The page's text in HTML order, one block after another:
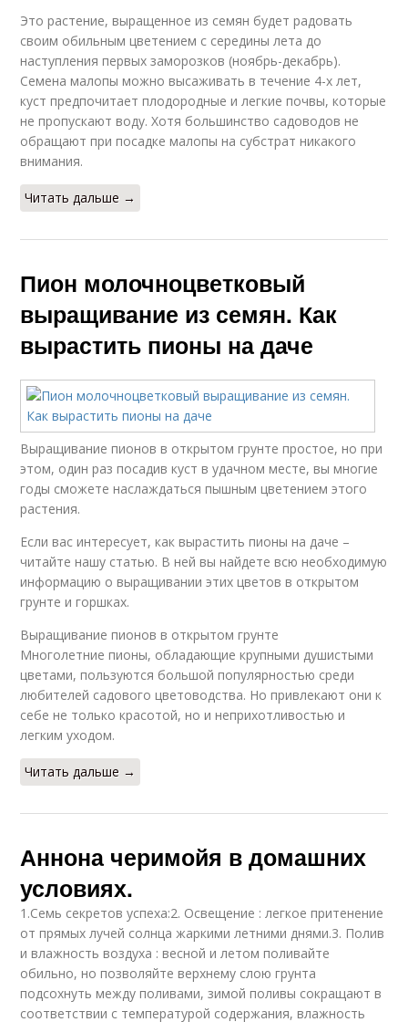
Это растение, выращенное из семян будет радовать
своим обильным цветением с середины лета до
наступления первых заморозков (ноябрь-декабрь).
Семена малопы можно высаживать в течение 4-х лет,
куст предпочитает плодородные и легкие почвы, которые
не пропускают воду. Хотя большинство садоводов не
обращают при посадке малопы на субстрат никакого
внимания.
Читать дальше →
Пион молочноцветковый
выращивание из семян. Как
вырастить пионы на даче
Выращивание пионов в открытом грунте простое, но при
этом, один раз посадив куст в удачном месте, вы многие
годы сможете наслаждаться пышным цветением этого
растения.
Если вас интересует, как вырастить пионы на даче –
читайте нашу статью. В ней вы найдете всю необходимую
информацию о выращивании этих цветов в открытом
грунте и горшках.
Выращивание пионов в открытом грунте
Многолетние пионы, обладающие крупными душистыми
цветами, пользуются большой популярностью среди
любителей садового цветоводства. Но привлекают они к
себе не только красотой, но и неприхотливостью и
легким уходом.
Читать дальше →
Аннона черимойя в домашних
условиях.
1.Семь секретов успеха:2. Освещение : легкое притенение
от прямых лучей солнца жаркими летними днями.3. Полив
и влажность воздуха : весной и летом поливайте
обильно, но позволяйте верхнему слою грунта
подсохнуть между поливами, зимой поливы сокращают в
соответствии с температурой содержания, влажность